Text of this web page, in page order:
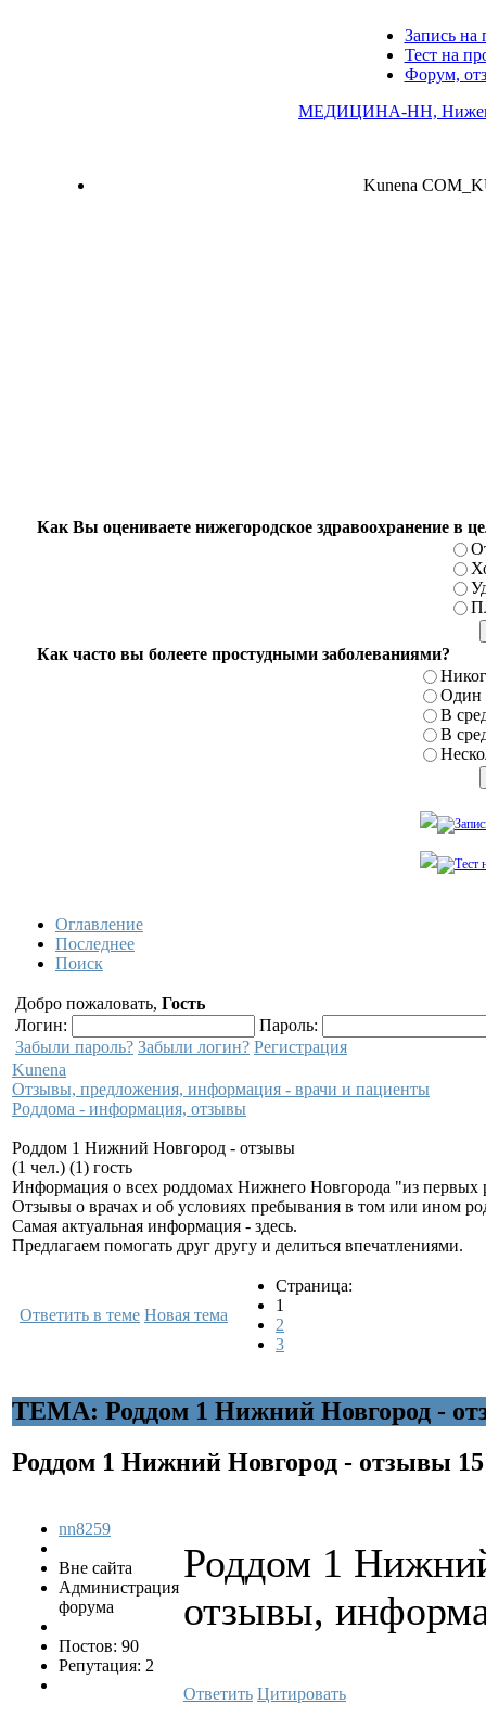
Запись на
Тест на
Форум,
МЕДИЦИНА-НН,
Kunena
Как Вы оцениваете нижегородское здравоохранение в
Как часто вы болеете простудными заболеваниями?
Один
В
В
Оглавление
Последнее
Поиск
Добро пожаловать, Гость
Логин:
Пароль:
Забыли пароль? Забыли логин? Регистрация
Kunena
Отзывы, предложения, информация - врачи и пациенты
Роддома - информация, отзывы
Роддом 1 Нижний Новгород - отзывы
(1 чел.) (1) гость
Информация о всех роддомах Нижнего Новгорода "из первых
Отзывы о врачах и об условиях пребывания в том или ином
Самая актуальная информация - здесь.
Предлагаем помогать друг другу и делиться впечатлениями.
Ответить в теме Новая тема
Страница:
1
2
3
ТЕМА: Роддом 1 Нижний Новгород -
Роддом 1 Нижний Новгород - отзывы
nn8259
Вне сайта
Администрация
форума
Постов: 90
Репутация: 2
Роддом 1
отзывы,
Ответить Цитировать